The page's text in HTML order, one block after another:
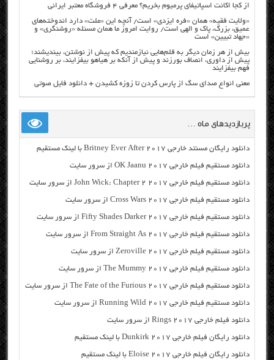
از کجا اکانت اسپاتیفای پرمیوم بخریم؟ معرفی ۴ فروشگاه معتبر ایرانی
«ولایت فقیه» همان «فره ایزدی» است/ آنچه این «ملت» دارد اندوخته‌های
عمیق، بزرگ، پاک و الهی است/ روایت امروز ما همان مسئله «روشنگری» و
«جهاد تبیین» است
بیش از هر زمان دیگر به قلم‌هایی نیازمندیم که پیش از نوشتن، بیندیشند؛
پیش از داوری، انصاف بورزند و پیش از آنکه بر هیاهو بیفزایند، بر روشنایی
فهم بیفزایند
معنی انواع صدای سگ از پارس کردن تا زوزه کشیدن + دانلود فایل صوتی
پربازدیدهای ماه …
دانلود رایگان مسنتد خارجی Britney Ever After 2017 با لینک مستقیم
دانلود مستقیم فیلم خارجی OK Jaanu 2017 از سرور سایت
دانلود مستقیم فیلم خارجی John Wick: Chapter 2 2017 از سرور سایت
دانلود مستقیم فیلم خارجی Cross Wars 2017 از سرور سایت
دانلود مستقیم فیلم خارجی Fifty Shades Darker 2017 از سرور سایت
دانلود مستقیم فیلم خارجی From Straight As 2017 از سرور سایت
دانلود مستقیم فیلم خارجی Zeroville 2017 از سرور سایت
دانلود مستقیم فیلم خارجی The Mummy 2017 از سرور سایت
دانلود مستقیم فیلم خارجی The Fate of the Furious 2017 از سرور سایت
دانلود مستقیم فیلم خارجی Running Wild 2017 از سرور سایت
دانلود فیلم خارجی Rings 2017 از سرور سایت
دانلود رایگان فیلم خارجی Dunkirk 2017 با لینک مستقیم
دانلود رایگان فیلم خارجی Eloise 2017 با لینک مستقیم